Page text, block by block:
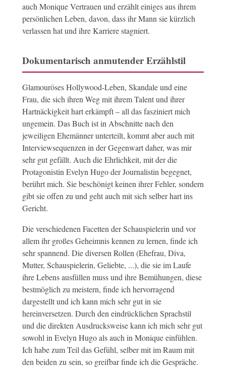
auch Monique Vertrauen und erzählt einiges aus ihrem
persönlichen Leben, davon, dass ihr Mann sie kürzlich
verlassen hat und ihre Karriere stagniert.
Dokumentarisch anmutender Erzählstil
Glamouröses Hollywood-Leben, Skandale und eine
Frau, die sich ihren Weg mit ihrem Talent und ihrer
Hartnäckigkeit hart erkämpft – all das fasziniert mich
ungemein. Das Buch ist in Abschnitte nach den
jeweiligen Ehemänner unterteilt, kommt aber auch mit
Interviewsequenzen in der Gegenwart daher, was mir
sehr gut gefällt. Auch die Ehrlichkeit, mit der die
Protagonistin Evelyn Hugo der Journalistin begegnet,
berührt mich. Sie beschönigt keinen ihrer Fehler, sondern
gibt sie offen zu und geht auch mit sich selber hart ins
Gericht.
Die verschiedenen Facetten der Schauspielerin und vor
allem ihr großes Geheimnis kennen zu lernen, finde ich
sehr spannend. Die diversen Rollen (Ehefrau, Diva,
Mutter, Schauspielerin, Geliebte, ...), die sie im Laufe
ihre Lebens ausfüllen muss und ihre Bemühungen, diese
bestmöglich zu meistern, finde ich hervorragend
dargestellt und ich kann mich sehr gut in sie
hereinversetzen. Durch den eindrücklichen Sprachstil
und die direkten Ausdrucksweise kann ich mich sehr gut
sowohl in Evelyn Hugo als auch in Monique einfühlen.
Ich habe zum Teil das Gefühl, selber mit im Raum mit
den beiden zu sein, so greifbar finde ich die Gespräche.